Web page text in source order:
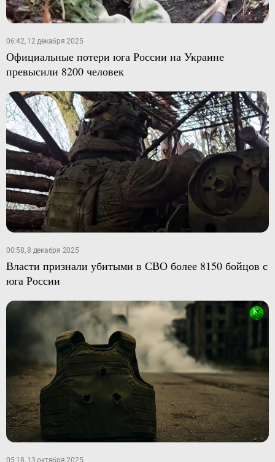
06:42, 12 декабря 2025
Официальные потери юга России на Украине
превысили 8200 человек
00:58, 8 декабря 2025
Власти признали убитыми в СВО более 8150 бойцов с
юга России
05:18, 13 октября 2025